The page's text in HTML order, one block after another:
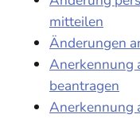
mitteilen
Änderungen
Anerkennung
beantragen
Anerkennung